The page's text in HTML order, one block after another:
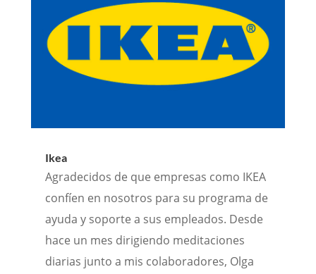
Ikea
Agradecidos de que empresas como IKEA
confíen en nosotros para su programa de
ayuda y soporte a sus empleados. Desde
hace un mes dirigiendo meditaciones
diarias junto a mis colaboradores, Olga